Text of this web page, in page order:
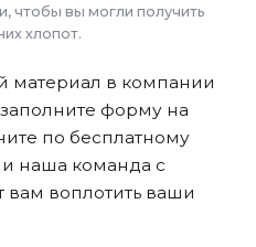
чтобы вы могли получить
хлопот.
материал в компании
форму на
по бесплатному
и наша команда с
воплотить ваши